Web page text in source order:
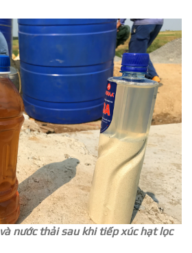
nước thải sau khi tiếp xúc hạt lọc